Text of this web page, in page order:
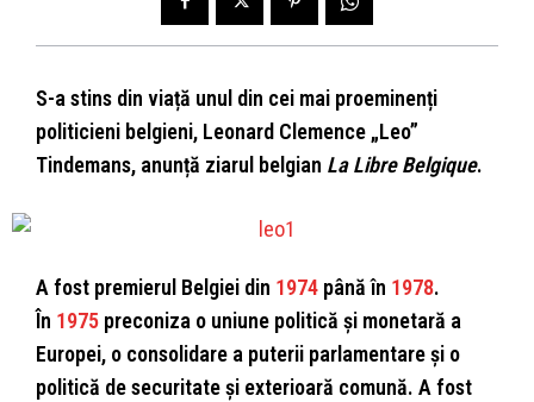
S-a stins din viață unul din cei mai proeminenți
politicieni belgieni, Leonard Clemence „Leo”
Tindemans, anunță ziarul belgian La Libre Belgique.
A fost premierul Belgiei din 1974 până în 1978.
În 1975 preconiza o uniune politică și monetară a
Europei, o consolidare a puterii parlamentare și o
politică de securitate și exterioară comună. A fost